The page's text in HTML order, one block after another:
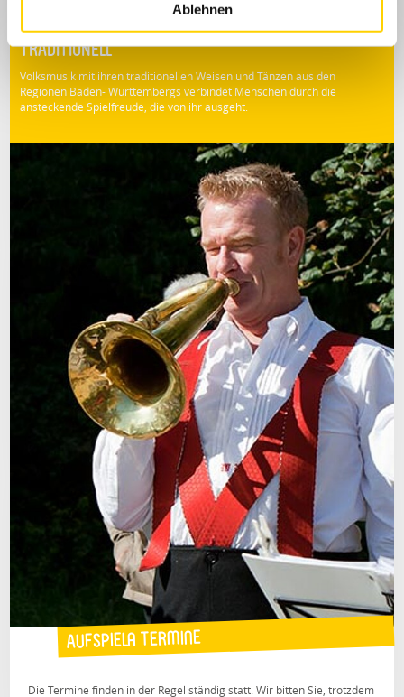
Ablehnen
TRADITIONELL
Volksmusik mit ihren traditionellen Weisen und Tänzen aus den
Regionen Baden- Württembergs verbindet Menschen durch die
ansteckende Spielfreude, die von ihr ausgeht.
Aufspiela Termine
Die Termine finden in der Regel ständig statt. Wir bitten Sie, trotzdem